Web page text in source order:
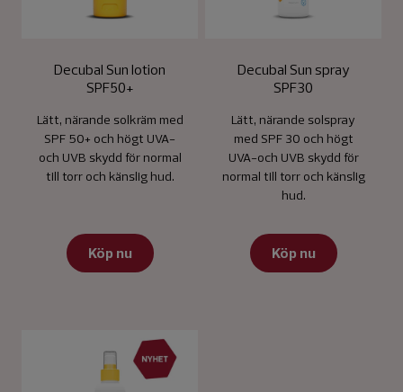
Decubal Sun lotion
SPF50+
Lätt, närande solkräm med
SPF 50+ och högt UVA-
och UVB skydd för normal
till torr och känslig hud.
Köp nu
Decubal Sun spray
SPF30
Lätt, närande solspray
med SPF 30 och högt
UVA-och UVB skydd för
normal till torr och känslig
hud.
Köp nu